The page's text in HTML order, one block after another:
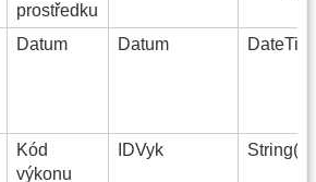
prostředku
Datum Datum
Kód
výkonu
IDVyk